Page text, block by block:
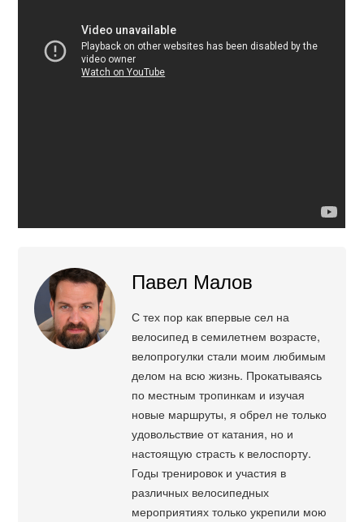
Павел Малов
С тех пор как впервые сел на
велосипед в семилетнем возрасте,
велопрогулки стали моим любимым
делом на всю жизнь. Прокатываясь
по местным тропинкам и изучая
новые маршруты, я обрел не только
удовольствие от катания, но и
настоящую страсть к велоспорту.
Годы тренировок и участия в
различных велосипедных
мероприятиях только укрепили мою